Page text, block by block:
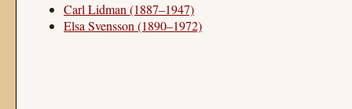
Carl Lidman (1887–1947)
Elsa Svensson (1890–1972)